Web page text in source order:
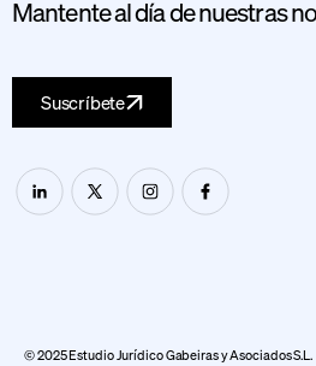
Mantente al día de nuestras
Suscríbete
© 2025 Estudio Jurídico Gabeiras y Asociados S.L.